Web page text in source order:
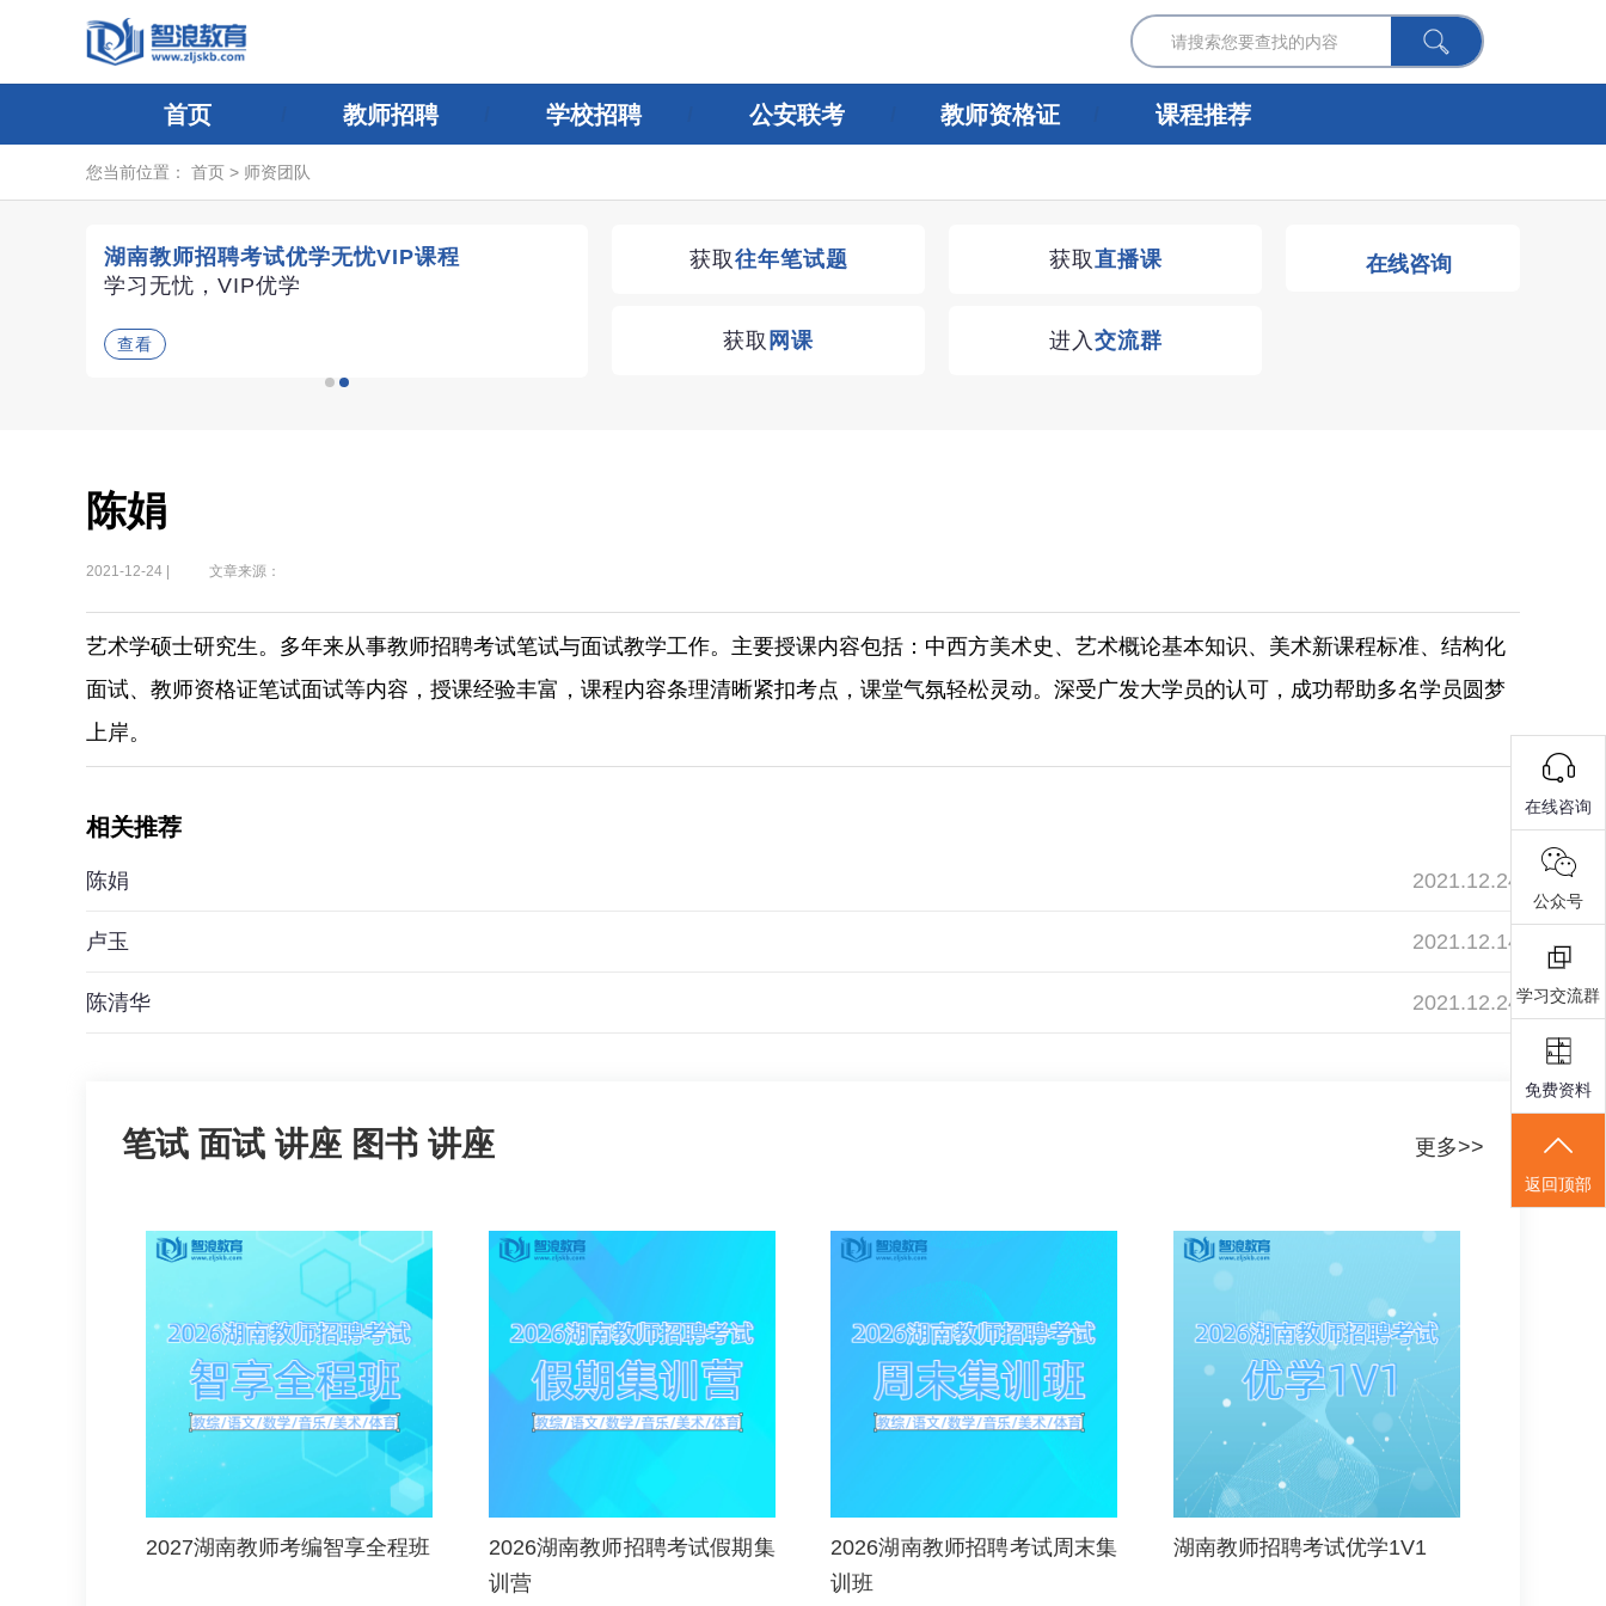
首页 教师招聘 学校招聘 公安联考 教师资格证 课程推荐
您当前位置： 首页 > 师资团队
湖南教师招聘考试优学无忧VIP课程
学习无忧，VIP优学
查看
获取往年笔试题 获取直播课
获取 网课 进入 交流群
在线咨询
陈娟
2021-12-24 | 文章来源：
艺术学硕士研究生。多年来从事教师招聘考试笔试与面试教学工作。主要授课内容包括：中西方美术史、艺术概论基本知识、美术新课程标准、结构化
面试、教师资格证笔试面试等内容，授课经验丰富，课程内容条理清晰紧扣考点，课堂气氛轻松灵动。深受广发大学员的认可，成功帮助多名学员圆梦
上岸。
相关推荐
陈娟 2021.12.24
卢玉 2021.12.14
陈清华 2021.12.24
笔试 面试 讲座 图书 讲座 更多>>
2027湖南教师考编智享全程班
2026湖南教师招聘考试假期集
训营
2026湖南教师招聘考试周末集
训班
湖南教师招聘考试优学1V1
在线咨询
公众号
学习交流群
免费资料
返回顶部